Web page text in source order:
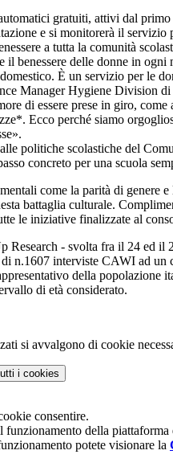
gratuiti, attivi dal
e si monitorerà il
a tutta la comunità
benessere delle donne in
È un servizio per le
Manager Hygiene Division
di essere prese in giro,
Ecco perché siamo
politiche scolastiche del
concreto per una scuola
come la parità di
battaglia culturale.
le iniziative finalizzate al
Research - svolta fra il 24 ed il
n.1607 interviste CAWI ad un
della popolazione
di età considerato.
si avvalgono di cookie
i cookies
consentire.
della
potete visionare la